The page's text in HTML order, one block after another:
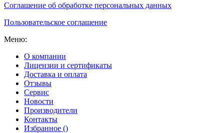
Соглашение об обработке персональных данных
Пользовательское соглашение
Меню:
О компании
Лицензии и сертификаты
Доставка и оплата
Отзывы
Сервис
Новости
Производители
Контакты
Избранное ()